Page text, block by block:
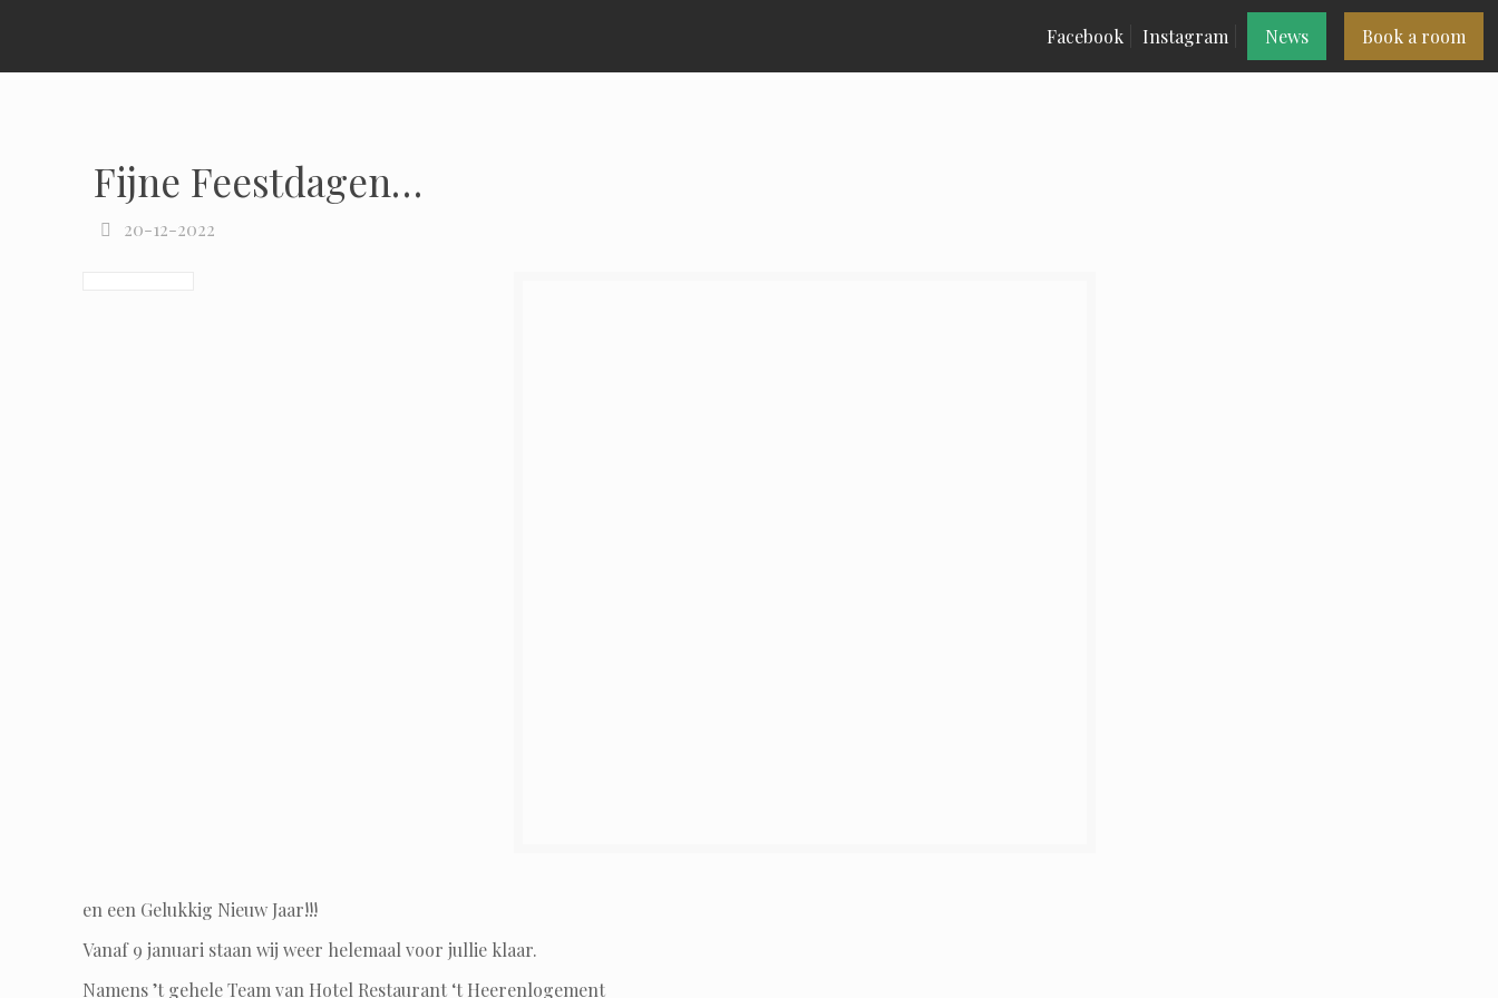
Facebook Instagram News Book a room
Fijne Feestdagen…
20-12-2022
en een Gelukkig Nieuw Jaar!!!
Vanaf 9 januari staan wij weer helemaal voor jullie klaar.
Namens ’t gehele Team van Hotel Restaurant ‘t Heerenlogement